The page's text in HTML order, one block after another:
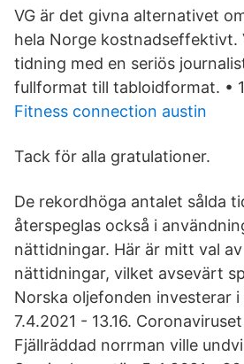
VG är det givna alternativet
hela Norge kostnadseffektivt.
tidning med en seriös
fullformat till tabloidformat. •
Fitness connection austin
Tack för alla gratulationer.
De rekordhöga antalet sålda
återspeglas också i
nättidningar. Här är mitt val
nättidningar, vilket avsevärt
Norska oljefonden investerar
7.4.2021 - 13.16.
Fjällräddad norrman ville